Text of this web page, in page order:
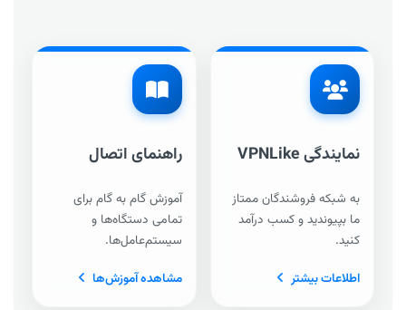
نمایندگی VPNLike
به شبکه فروشندگان ممتاز
ما بپیوندید و کسب درآمد
کنید.
اطلاعات بیشتر
راهنمای اتصال
آموزش گام به گام برای
تمامی دستگاه‌ها و
سیستم‌عامل‌ها.
مشاهده آموزش‌ها